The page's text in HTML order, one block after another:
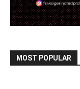
MOST POPULAR